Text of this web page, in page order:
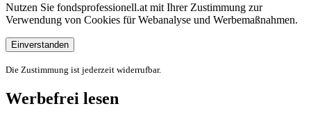
Nutzen Sie fondsprofessionell.at mit Ihrer Zustimmung zur
Verwendung von Cookies für Webanalyse und Werbemaßnahmen.
Einverstanden
Die Zustimmung ist jederzeit widerrufbar.
Werbefrei lesen